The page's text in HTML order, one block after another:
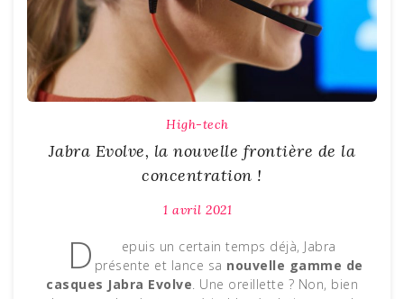
High-tech
Jabra Evolve, la nouvelle frontière de la
concentration !
1 avril 2021
D
epuis un certain temps déjà, Jabra
présente et lance sa nouvelle gamme de
casques Jabra Evolve . Une oreillette ? Non, bien